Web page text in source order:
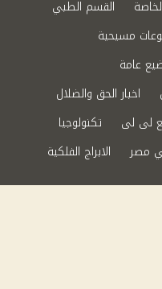
القسم الطبي
مسيحية
عامة
اخبار الحق والضلال
لى لى
تكنولوجيا
مصر
الابراج الفلكية